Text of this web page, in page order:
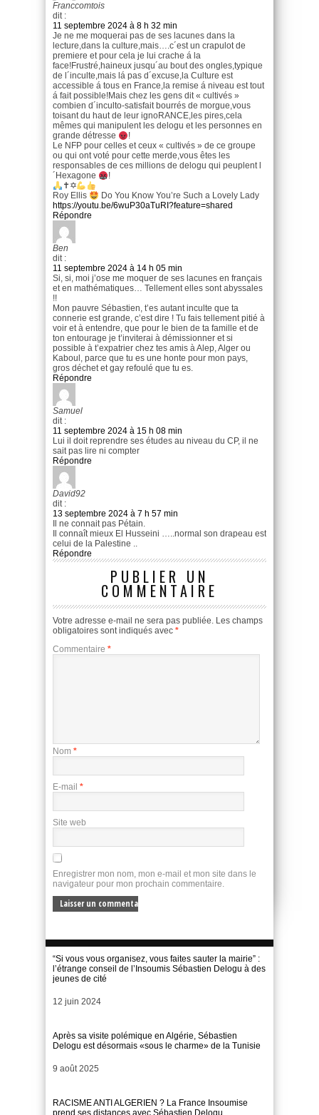
Franccomtois
dit :
11 septembre 2024 à 8 h 32 min
Je ne me moquerai pas de ses lacunes dans la
lecture,dans la culture,mais….c´est un crapulot de
premiere et pour cela je lui crache á la
face!Frustré,haineux jusqu´au bout des ongles,typique
de l´inculte,mais lá pas d´excuse,la Culture est
accessible á tous en France,la remise á niveau est tout
á fait possible!Mais chez les gens dit « cultivés »
combien d´inculto-satisfait bourrés de morgue,vous
toisant du haut de leur ignoRANCE,les pires,cela
mêmes qui manipulent les delogu et les personnes en
grande détresse
!
Le NFP pour celles et ceux « cultivés » de ce groupe
ou qui ont voté pour cette merde,vous êtes les
responsables de ces millions de delogu qui peuplent l
´Hexagone
!
✝✡
Roy Ellis
Do You Know You’re Such a Lovely Lady
https://youtu.be/6wuP30aTuRI?feature=shared
Répondre
Ben
dit :
11 septembre 2024 à 14 h 05 min
Si, si, moi j’ose me moquer de ses lacunes en français
et en mathématiques… Tellement elles sont abyssales
!!
Mon pauvre Sébastien, t’es autant inculte que ta
connerie est grande, c’est dire ! Tu fais tellement pitié à
voir et à entendre, que pour le bien de ta famille et de
ton entourage je t’inviterai à démissionner et si
possible à t’expatrier chez tes amis à Alep, Alger ou
Kaboul, parce que tu es une honte pour mon pays,
gros déchet et gay refoulé que tu es.
Répondre
Samuel
dit :
11 septembre 2024 à 15 h 08 min
Lui il doit reprendre ses études au niveau du CP, il ne
sait pas lire ni compter
Répondre
David92
dit :
13 septembre 2024 à 7 h 57 min
Il ne connait pas Pétain.
Il connaît mieux El Husseini …..normal son drapeau est
celui de la Palestine ..
Répondre
PUBLIER UN
COMMENTAIRE
Votre adresse e-mail ne sera pas publiée. Les champs
obligatoires sont indiqués avec *
Commentaire *
Nom *
E-mail *
Site web
Enregistrer mon nom, mon e-mail et mon site dans le
navigateur pour mon prochain commentaire.
“Si vous vous organisez, vous faites sauter la mairie” :
l’étrange conseil de l’Insoumis Sébastien Delogu à des
jeunes de cité
Date
12 juin 2024
Après sa visite polémique en Algérie, Sébastien
Delogu est désormais «sous le charme» de la Tunisie
Date
9 août 2025
RACISME ANTI ALGERIEN ? La France Insoumise